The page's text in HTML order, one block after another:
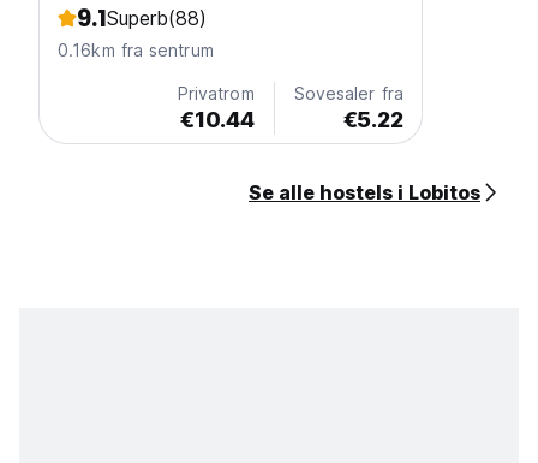
9.1Superb(88)
0.16km fra sentrum
Privatrom
€10.44
Sovesaler fra
€5.22
Se alle hostels i Lobitos